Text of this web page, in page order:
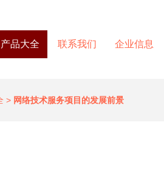
产品大全 联系我们 企业信息
> 网络技术服务项目的发展前景